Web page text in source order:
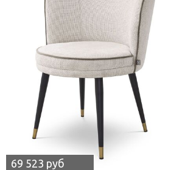
69 523 руб